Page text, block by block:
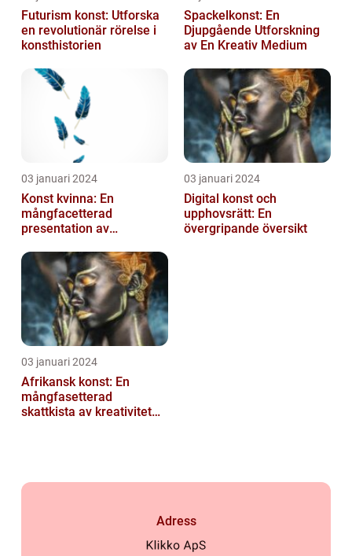
Futurism konst: Utforska
en revolutionär rörelse i
konsthistorien
Spackelkonst: En
Djupgående Utforskning
av En Kreativ Medium
03 januari 2024
Konst kvinna: En
mångfacetterad
presentation av
03 januari 2024
Digital konst och
upphovsrätt: En
övergripande översikt
03 januari 2024
Afrikansk konst: En
mångfasetterad
skattkista av kreativitet
Adress